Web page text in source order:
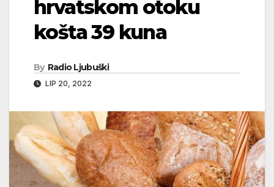
hrvatskom otoku
košta 39 kuna
By Radio Ljubuški
LIP 20, 2022